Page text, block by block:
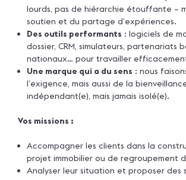
lourds, pas de hiérarchie étouffante –
soutien et du partage d’expériences.
Des outils performants : logiciels de
dossier, CRM, simulateurs, partenariats
nationaux… pour travailler
Une marque qui a du sens : nous
l’exigence, mais aussi de la
indépendant(e), mais jamais isolé(e).
Vos missions :
Accompagner les clients dans la
projet immobilier ou de regroupement
Analyser leur situation et proposer des